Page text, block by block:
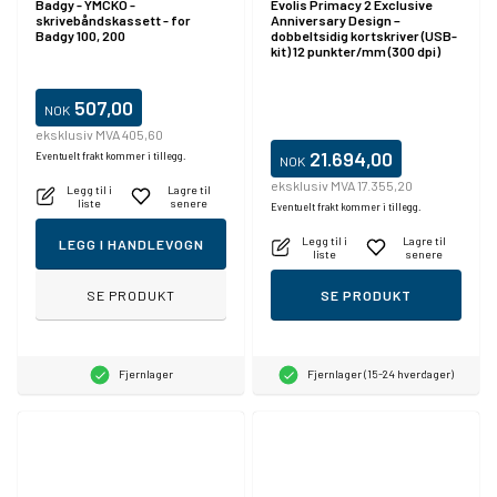
Badgy - YMCKO -
skrivebåndskassett - for
Badgy 100, 200
NOK 507,00
eksklusiv MVA 405,60
Eventuelt frakt kommer i tillegg.
Legg til i
liste
Lagre til
senere
LEGG I HANDLEVOGN
SE PRODUKT
Fjernlager
Evolis Primacy 2 Exclusive
Anniversary Design –
dobbeltsidig kortskriver (USB-
kit) 12 punkter/mm (300 dpi)
NOK 21.694,00
eksklusiv MVA 17.355,20
Eventuelt frakt kommer i tillegg.
Legg til i
liste
Lagre til
senere
SE PRODUKT
Fjernlager (15-24 hverdager)